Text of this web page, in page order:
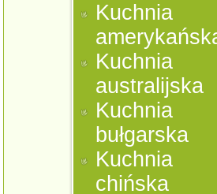
Kuchnia
Kuchnia
australijska
Kuchnia
bułgarska
Kuchnia
chińska